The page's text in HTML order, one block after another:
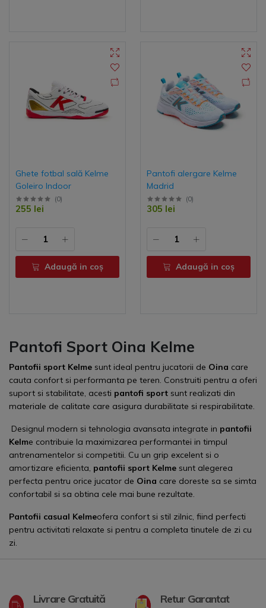
Ghete fotbal sală Kelme
Goleiro Indoor
(0)
255 lei
Adaugă in coş
Pantofi alergare Kelme
Madrid
(0)
305 lei
Adaugă in coş
Pantofi Sport Oina Kelme
Pantofii sport Kelme sunt ideal pentru jucatorii de Oina care
cauta confort si performanta pe teren. Construiti pentru a oferi
suport si stabilitate, acesti pantofi sport sunt realizati din
materiale de calitate care asigura durabilitate si respirabilitate.
Designul modern si tehnologia avansata integrate in pantofii
Kelme contribuie la maximizarea performantei in timpul
antrenamentelor si competitii. Cu un grip excelent si o
amortizare eficienta, pantofii sport Kelme sunt alegerea
perfecta pentru orice jucator de Oina care doreste sa se simta
confortabil si sa obtina cele mai bune rezultate.
Pantofii casual Kelmeofera confort si stil zilnic, fiind perfecti
pentru activitati relaxate si pentru a completa tinutele de zi cu
zi.
Livrare Gratuită Retur Garantat